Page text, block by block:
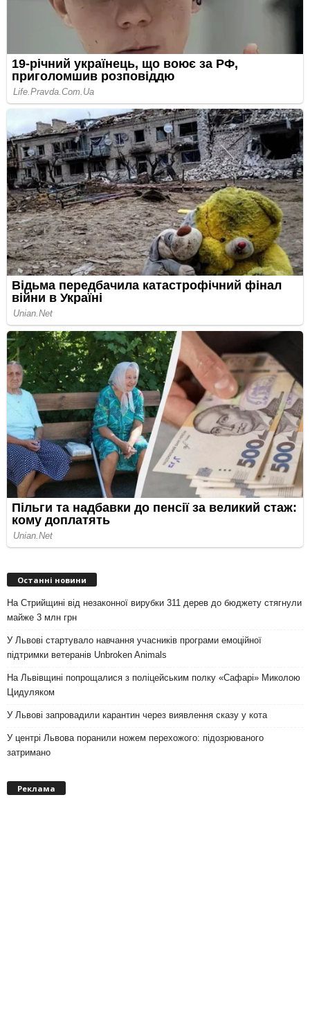
Останні новини
На Стрийщині від незаконної вирубки 311 дерев до бюджету стягнули
майже 3 млн грн
У Львові стартувало навчання учасників програми емоційної
підтримки ветеранів Unbroken Animals
На Львівщині попрощалися з поліцейським полку «Сафарі» Миколою
Цидуляком
У Львові запровадили карантин через виявлення сказу у кота
У центрі Львова поранили ножем перехожого: підозрюваного
затримано
Реклама